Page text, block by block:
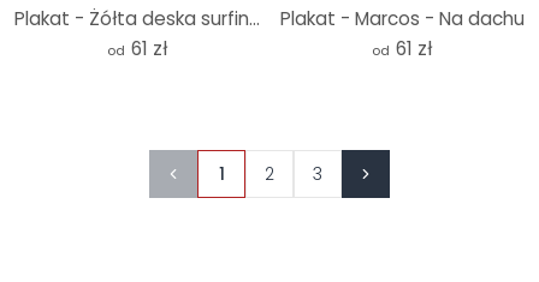
Plakat - Żółta deska surfingowa
od 61 zł
Plakat - Marcos - Na dachu
od 61 zł
1 2 3